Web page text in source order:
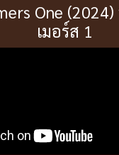
One
เมอร์ส 1